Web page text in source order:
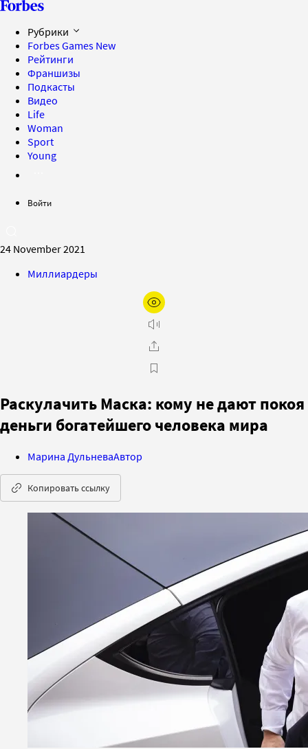
Рубрики
Forbes Games New
Рейтинги
Франшизы
Подкасты
Видео
Life
Woman
Sport
Young
Войти
24 November 2021
Миллиардеры
Раскулачить Маска: кому не дают покоя
деньги богатейшего человека мира
Марина ДульневаАвтор
Копировать ссылку